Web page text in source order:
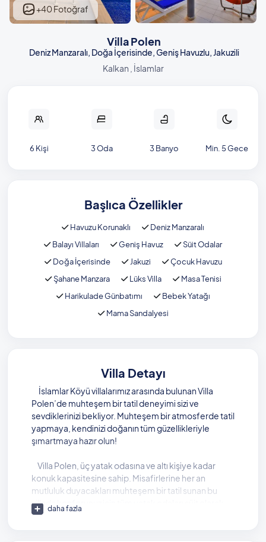
Villa Polen
Deniz Manzaralı, Doğa İçerisinde, Geniş Havuzlu, Jakuzili
Kalkan , İslamlar
+40 Fotoğraf
6 Kişi 3 Oda 3 Banyo Min. 5 Gece
Başlıca Özellikler
Havuzu Korunaklı
Deniz Manzaralı
Balayı Villaları
Geniş Havuz
Süit Odalar
Doğa İçerisinde
Jakuzi
Çocuk Havuzu
Şahane Manzara
Lüks Villa
Masa Tenisi
Harikulade Günbatımı
Bebek Yatağı
Mama Sandalyesi
Villa Detayı
İslamlar Köyü villalarımız arasında bulunan Villa
Polen’de muhteşem bir tatil deneyimi sizi ve
sevdiklerinizi bekliyor. Muhteşem bir atmosferde tatil
yapmaya, kendinizi doğanın tüm güzellikleriyle
şımartmaya hazır olun!
Villa Polen, üç yatak odasına ve altı kişiye kadar
konuk kapasitesine sahip. Misafirlerine her an
mutluluk duyacakları muhteşem bir tatil sunan bu
villada konforunuz için tüm yatak odaları süit olarak
tasarlanmış. Villanın sahip olduğu özel imkanlar
daha fazla